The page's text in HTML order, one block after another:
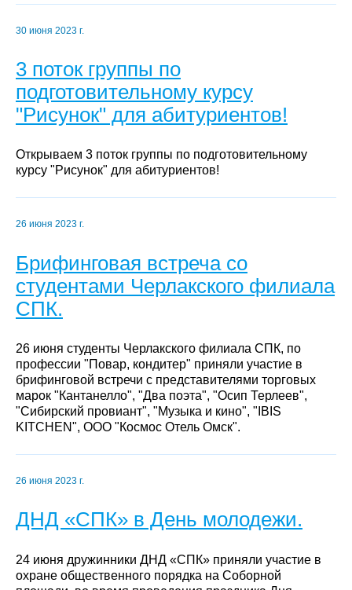
30 июня 2023 г.
3 поток группы по
подготовительному курсу
"Рисунок" для абитуриентов!
Открываем 3 поток группы по подготовительному
курсу "Рисунок" для абитуриентов!
26 июня 2023 г.
Брифинговая встреча со
студентами Черлакского филиала
СПК.
26 июня студенты Черлакского филиала СПК, по
профессии "Повар, кондитер" приняли участие в
брифинговой встречи с представителями торговых
марок "Кантанелло", "Два поэта", "Осип Терлеев",
"Сибирский провиант", "Музыка и кино", "IBIS
KITCHEN", ООО "Космос Отель Омск".
26 июня 2023 г.
ДНД «СПК» в День молодежи.
24 июня дружинники ДНД «СПК» приняли участие в
охране общественного порядка на Соборной